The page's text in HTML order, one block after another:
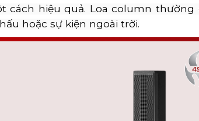
hiệu quả. Loa column
hoặc sự kiện ngoài trời.